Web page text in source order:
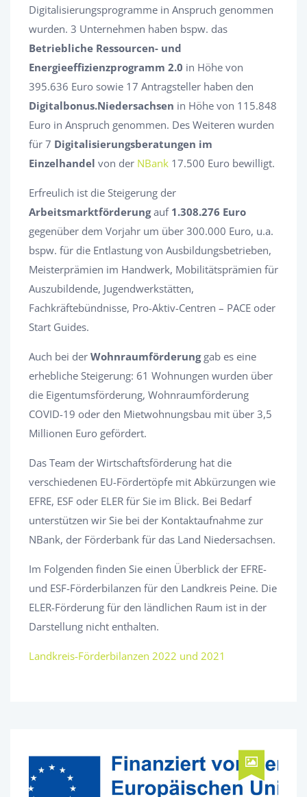
Digitalisierungsprogramme in Anspruch genommen
wurden. 3 Unternehmen haben bspw. das
Betriebliche Ressourcen- und
Energieeffizienzprogramm 2.0 in Höhe von
395.636 Euro sowie 17 Antragsteller haben den
Digitalbonus.Niedersachsen in Höhe von 115.848
Euro in Anspruch genommen. Des Weiteren wurden
für 7 Digitalisierungsberatungen im
Einzelhandel von der NBank 17.500 Euro bewilligt.
Erfreulich ist die Steigerung der
Arbeitsmarktförderungauf 1.308.276 Euro
gegenüber dem Vorjahr um über 300.000 Euro, u.a.
bspw. für die Entlastung von Ausbildungsbetrieben,
Meisterprämien im Handwerk, Mobilitätsprämien für
Auszubildende, Jugendwerkstätten,
Fachkräftebündnisse, Pro-Aktiv-Centren – PACE oder
Start Guides.
Auch bei der Wohnraumförderunggab es eine
erhebliche Steigerung: 61 Wohnungen wurden über
die Eigentumsförderung, Wohnraumförderung
COVID-19 oder den Mietwohnungsbau mit über 3,5
Millionen Euro gefördert.
Das Team der Wirtschaftsförderung hat die
verschiedenen EU-Fördertöpfe mit Abkürzungen wie
EFRE, ESF oder ELER für Sie im Blick. Bei Bedarf
unterstützen wir Sie bei der Kontaktaufnahme zur
NBank, der Förderbank für das Land Niedersachsen.
Im Folgenden finden Sie einen Überblick der EFRE-
und ESF-Förderbilanzen für den Landkreis Peine. Die
ELER-Förderung für den ländlichen Raum ist in der
Darstellung nicht enthalten.
Landkreis-Förderbilanzen 2022 und 2021